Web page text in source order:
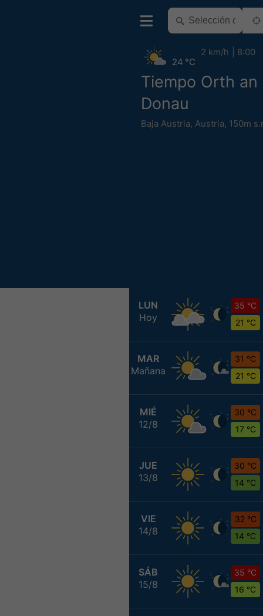
Tiempo Orth an
Donau
Baja Austria, Austria, 150m
24 °C
2 km/h 8:00
LUN
Hoy
35 °C
21 °C
MAR
Mañana
31 °C
21 °C
MIÉ
12/8
30 °C
17 °C
JUE
13/8
30 °C
14 °C
VIE
14/8
32 °C
14 °C
SÁB
15/8
35 °C
16 °C